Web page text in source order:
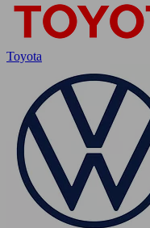
Toyota